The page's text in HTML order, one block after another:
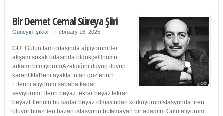
Bir Demet Cemal Süreya Şiiri
Güneyin Işıkları | February 16, 2025
GÜLGülün tam ortasında ağlıyorumHer
akşam sokak ortasında öldükçeÖnümü
arkamı bilmiyorumAzaldığını duyup duyup
karanlıktaBeni ayakta tutan gözlerinin
Ellerini alıyorum sabaha kadar
seviyorumEllerin beyaz tekrar beyaz tekrar
beyazEllerinin bu kadar beyaz olmasından korkuyorumİstasyonda tiren
oluyor birazBen bazan istasyonu bulamayan bir adamım Gülü alıyorum